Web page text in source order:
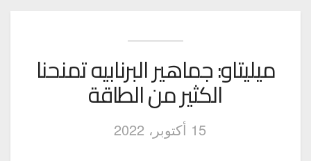
ميليتاو: جماهير البرنابيه تمنحنا
الكثير من الطاقة
15 أكتوبر، 2022